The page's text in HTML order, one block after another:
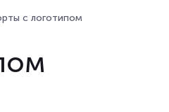
с логотипом